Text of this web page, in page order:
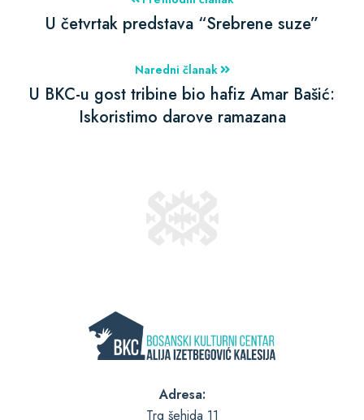
U četvrtak predstava “Srebrene suze”
Naredni članak
U BKC-u gost tribine bio hafiz Amar Bašić:
Iskoristimo darove ramazana
Adresa:
Trg šehida 11